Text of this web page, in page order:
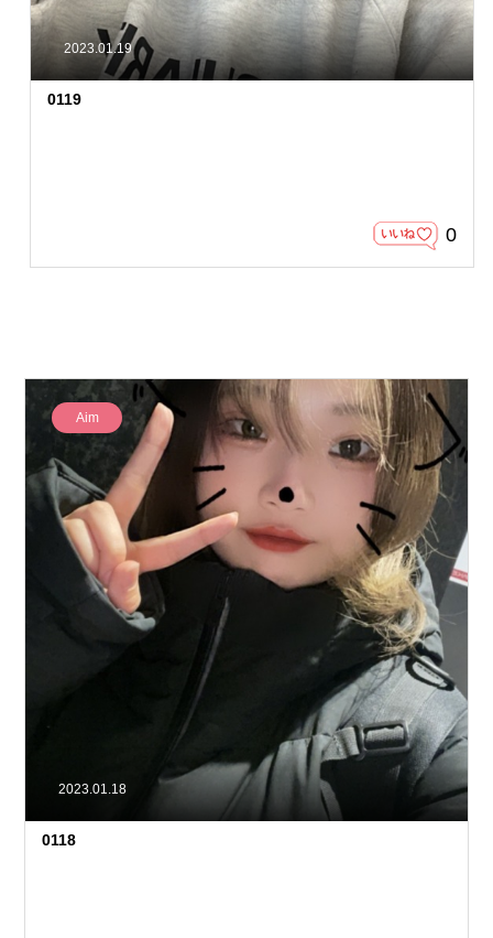
2023.01.19
0119
0
2023.01.18
Aim
0118